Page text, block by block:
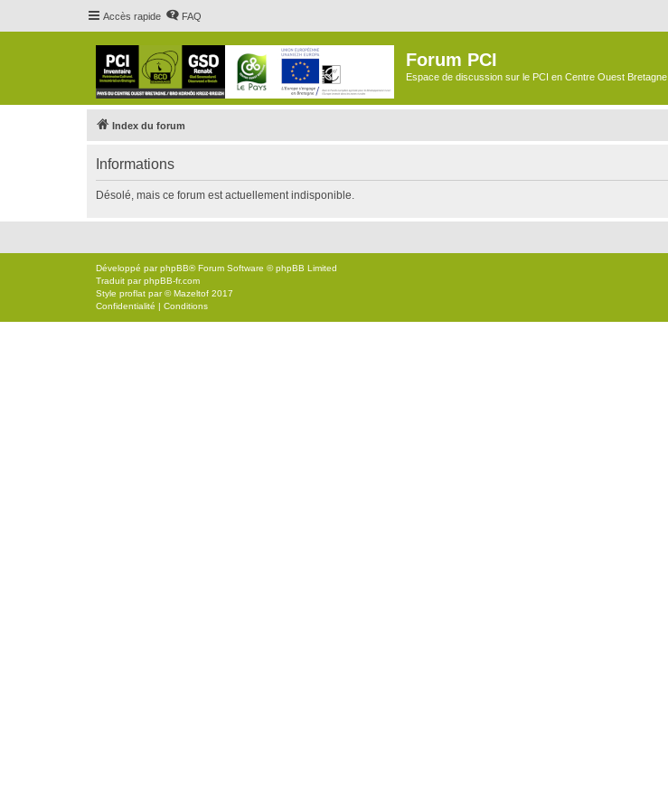
Accès rapide FAQ
Forum PCI
Espace de discussion sur le PCI en Centre Ouest Bretagne
Index du forum
Informations
Désolé, mais ce forum est actuellement indisponible.
Développé parphpBB® Forum Software © phpBB Limited
Traduit parphpBB-fr.com
Style proflat par ©Mazeltof 2017
Confidentialité | Conditions